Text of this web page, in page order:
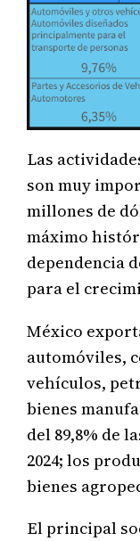
Las
son muy
millones de
máximo
dependencia
para el
México
automóviles,
vehículos,
bienes
del 89,8% de
2024; los
bienes
El principal